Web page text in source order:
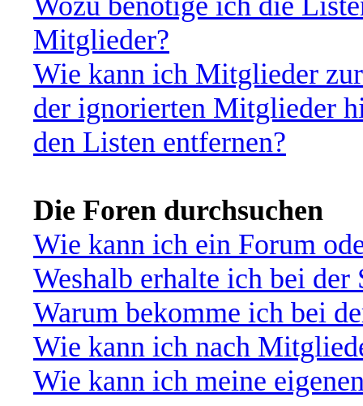
Mitglieder?
Wie kann ich Mitglieder
der ignorierten Mitglieder
den Listen entfernen?
Die Foren durchsuchen
Wie kann ich ein Forum
Weshalb erhalte ich bei der
Warum bekomme ich bei
Wie kann ich nach
Wie kann ich meine